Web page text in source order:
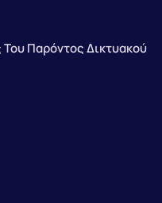
Παρόντος Δικτυακού